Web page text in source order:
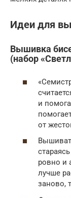
Идеи для
Вышивка
(набор
и
от
ровно и
лучше
заново,